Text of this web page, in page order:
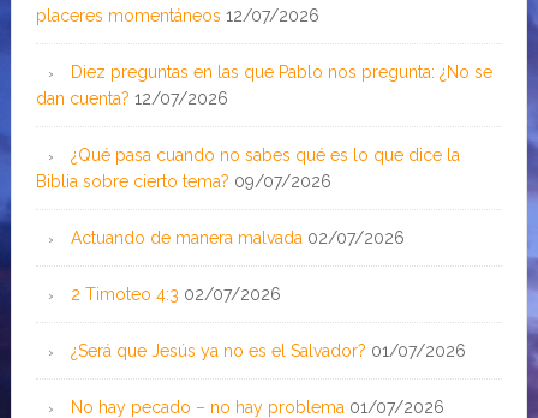
placeres momentáneos 12/07/2026
Diez preguntas en las que Pablo nos pregunta: ¿No se
dan cuenta? 12/07/2026
¿Qué pasa cuando no sabes qué es lo que dice la
Biblia sobre cierto tema? 09/07/2026
Actuando de manera malvada 02/07/2026
2 Timoteo 4:3 02/07/2026
¿Será que Jesús ya no es el Salvador? 01/07/2026
No hay pecado – no hay problema 01/07/2026